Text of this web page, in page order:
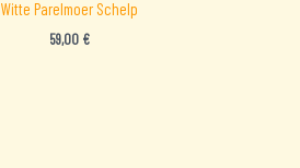
Witte Parelmoer Schelp
59,00 €